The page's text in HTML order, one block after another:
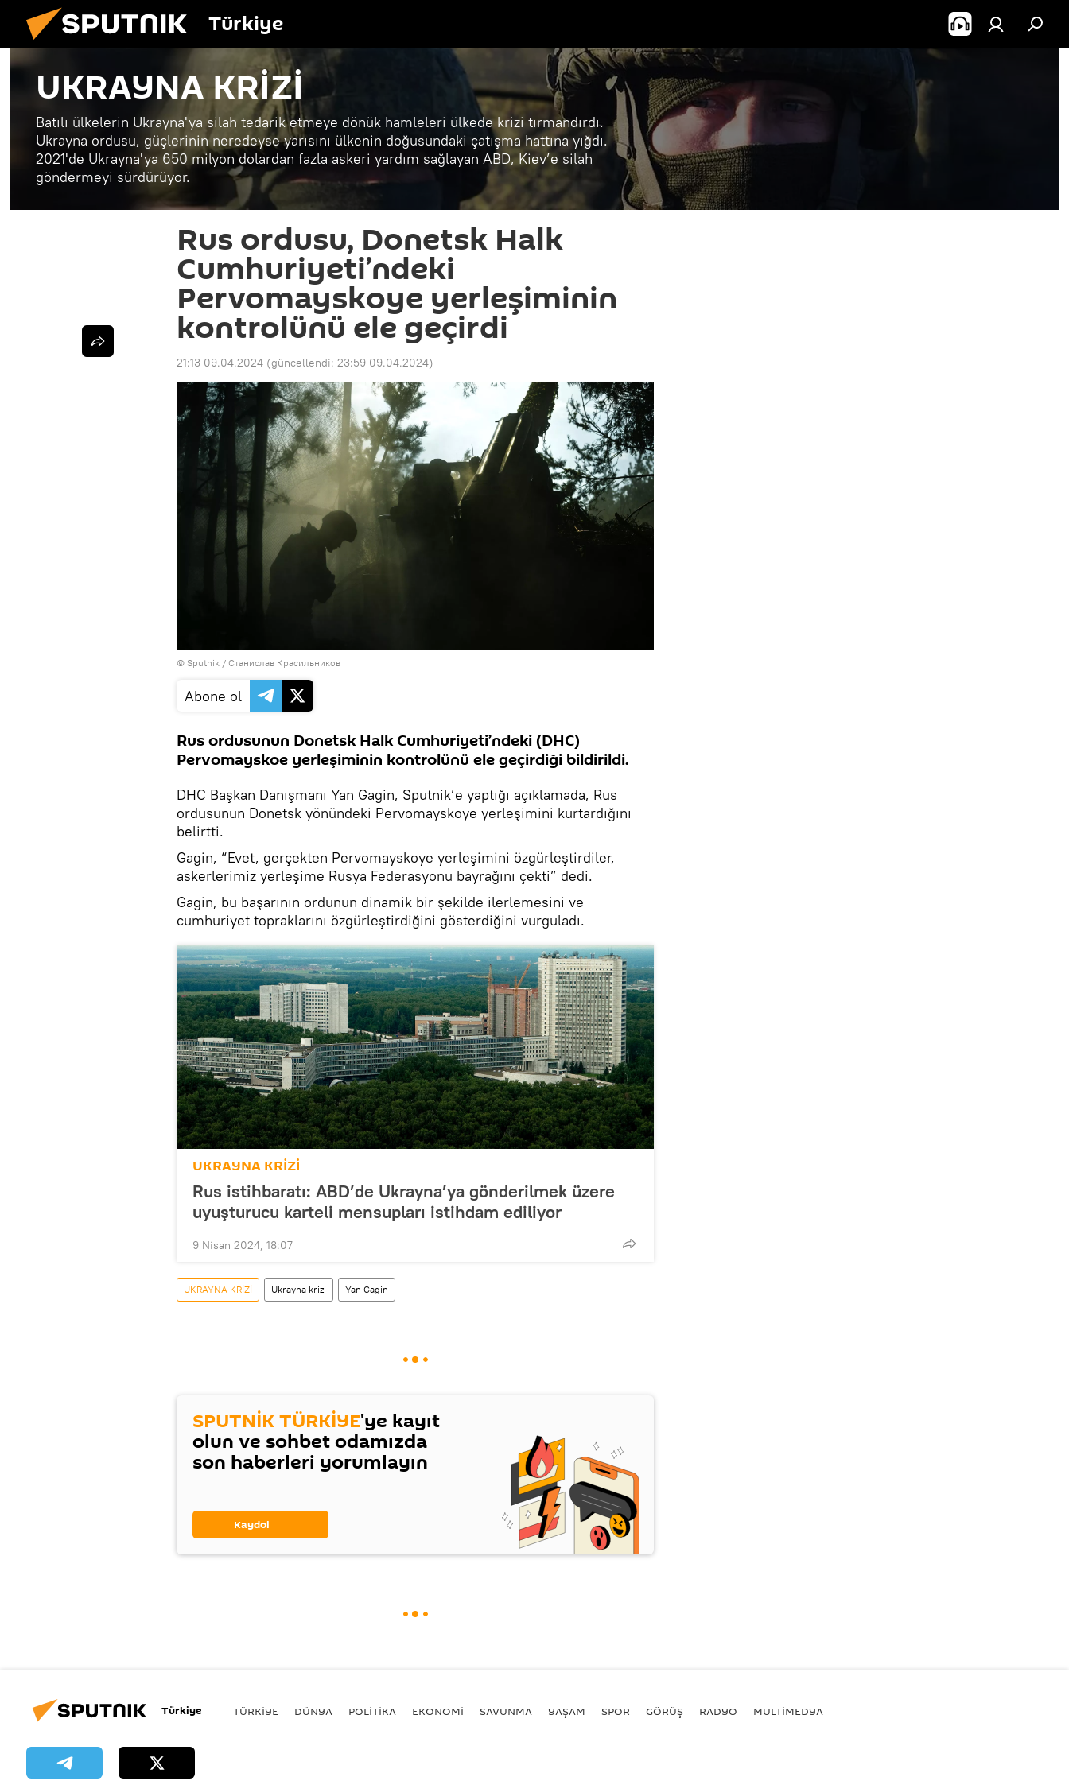
Türkiye
UKRAYNA KRİZİ
Batılı ülkelerin Ukrayna'ya silah tedarik etmeye dönük hamleleri ülkede krizi tırmandırdı.
Ukrayna ordusu, güçlerinin neredeyse yarısını ülkenin doğusundaki çatışma hattına yığdı.
2021'de Ukrayna'ya 650 milyon dolardan fazla askeri yardım sağlayan ABD, Kiev’e silah
göndermeyi sürdürüyor.
Rus ordusu, Donetsk Halk
Cumhuriyeti’ndeki
Pervomayskoye yerleşiminin
kontrolünü ele geçirdi
21:13 09.04.2024 (güncellendi: 23:59 09.04.2024)
© Sputnik / Станислав Красильников
Abone ol
Rus ordusunun Donetsk Halk Cumhuriyeti’ndeki (DHC)
Pervomayskoe yerleşiminin kontrolünü ele geçirdiği bildirildi.
DHC Başkan Danışmanı Yan Gagin, Sputnik’e yaptığı açıklamada, Rus
ordusunun Donetsk yönündeki Pervomayskoye yerleşimini kurtardığını
belirtti.
Gagin, “Evet, gerçekten Pervomayskoye yerleşimini özgürleştirdiler,
askerlerimiz yerleşime Rusya Federasyonu bayrağını çekti” dedi.
Gagin, bu başarının ordunun dinamik bir şekilde ilerlemesini ve
cumhuriyet topraklarını özgürleştirdiğini gösterdiğini vurguladı.
UKRAYNA KRİZİ
Rus istihbaratı: ABD’de Ukrayna’ya gönderilmek üzere
uyuşturucu karteli mensupları istihdam ediliyor
9 Nisan 2024, 18:07
UKRAYNA KRİZİ Ukrayna krizi Yan Gagin
SPUTNİK TÜRKİYE'ye kayıt
olun ve sohbet odamızda
son haberleri yorumlayın
Kaydol
Türkiye TÜRKIYE DÜNYA POLİTİKA EKONOMİ SAVUNMA YAŞAM SPOR GÖRÜŞ RADYO MULTİMEDYA